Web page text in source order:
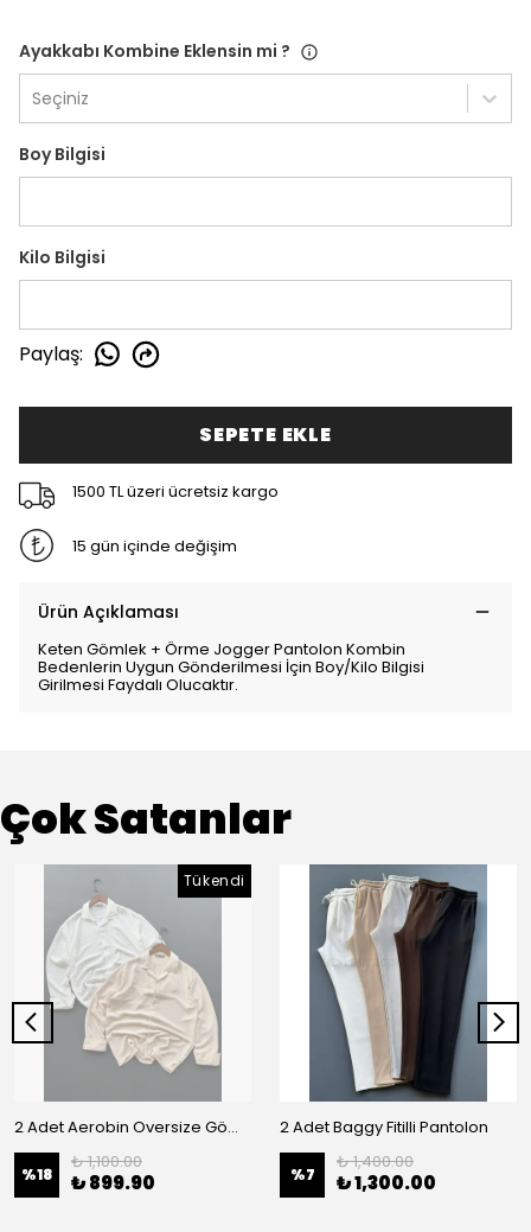
Ayakkabı Kombine Eklensin mi ?
Seçiniz
Boy Bilgisi
Kilo Bilgisi
Paylaş:
SEPETE EKLE
1500 TL üzeri ücretsiz kargo
15 gün içinde değişim
Ürün Açıklaması
Keten Gömlek + Örme Jogger Pantolon Kombin
Bedenlerin Uygun Gönderilmesi İçin Boy/Kilo Bilgisi
Girilmesi Faydalı Olucaktır.
Çok Satanlar
Tükendi
2 Adet Aerobin Oversize Gömlek
%18
₺ 1,100.00
₺ 899.90
2 Adet Baggy Fitilli Pantolon
%7
₺ 1,400.00
₺ 1,300.00